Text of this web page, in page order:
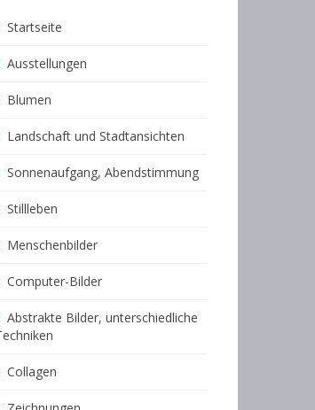
Startseite
Ausstellungen
Blumen
Landschaft und Stadtansichten
Sonnenaufgang, Abendstimmung
Stillleben
Menschenbilder
Computer-Bilder
Abstrakte Bilder, unterschiedliche
Collagen